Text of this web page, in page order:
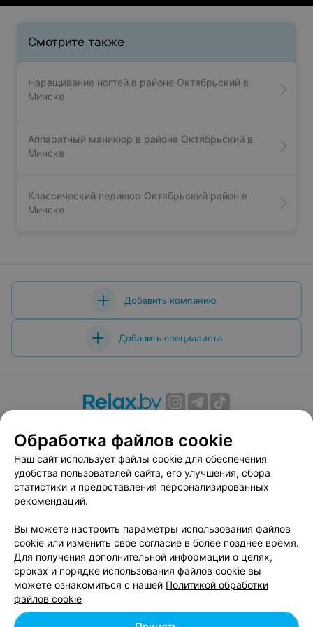
Смотрите также
Наращивание ногтей в районе Октябрьский в
Минске
Аппаратный маникюр в районе Октябрьский в
Минске
Классический педикюр Октябрьский район в
Минске
Добавить компанию
Добавить специалиста
Вакансии
Публичный договор
Способы оплаты
Публичный договор по использованию сервиса
«Афиша»
Пользовательское соглашение
Связаться по вопросам сотрудничества
Написать руководителю relax.by
Персональные настройки cookie
Обработка персональных данных
Обработка файлов cookie
Наш сайт использует файлы cookie для обеспечения
удобства пользователей сайта, его улучшения, сбора
статистики и предоставления персонализированных
рекомендаций.
Вы можете настроить параметры использования файлов
cookie или изменить свое согласие в более позднее время.
Для получения дополнительной информации о целях,
сроках и порядке использования файлов cookie вы
можете ознакомиться с нашей Политикой обработки
файлов cookie